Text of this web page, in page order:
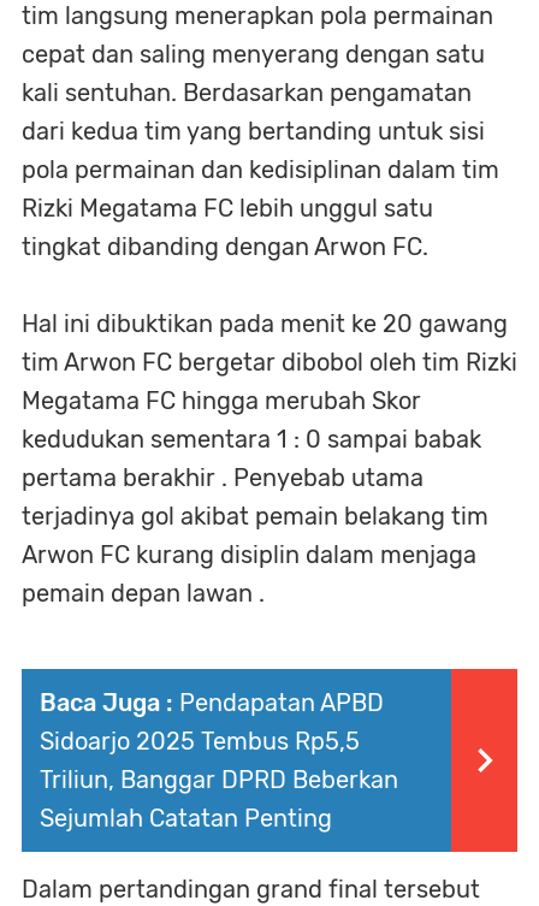
tim langsung menerapkan pola permainan
cepat dan saling menyerang dengan satu
kali sentuhan. Berdasarkan pengamatan
dari kedua tim yang bertanding untuk sisi
pola permainan dan kedisiplinan dalam tim
Rizki Megatama FC lebih unggul satu
tingkat dibanding dengan Arwon FC.
Hal ini dibuktikan pada menit ke 20 gawang
tim Arwon FC bergetar dibobol oleh tim Rizki
Megatama FC hingga merubah Skor
kedudukan sementara 1 : 0 sampai babak
pertama berakhir . Penyebab utama
terjadinya gol akibat pemain belakang tim
Arwon FC kurang disiplin dalam menjaga
pemain depan lawan .
Baca Juga : Pendapatan APBD
Sidoarjo 2025 Tembus Rp5,5
Triliun, Banggar DPRD Beberkan
Sejumlah Catatan Penting
Dalam pertandingan grand final tersebut